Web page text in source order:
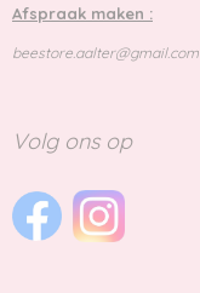
Afspraak maken :
beestore.aalter@gmail.com
Volg ons op